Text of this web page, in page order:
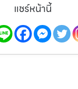
แชร์หน้านี้